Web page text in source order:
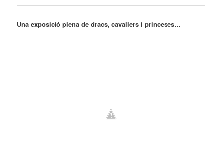
Una exposició plena de dracs, cavallers i princeses…